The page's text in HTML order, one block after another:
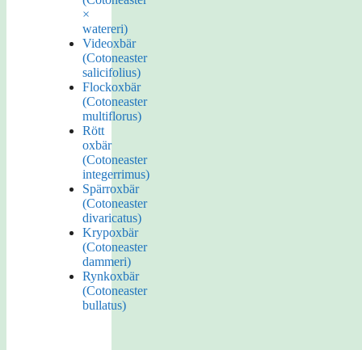
×
watereri)
Videoxbär
(Cotoneaster
salicifolius)
Flockoxbär
(Cotoneaster
multiflorus)
Rött
oxbär
(Cotoneaster
integerrimus)
Spärroxbär
(Cotoneaster
divaricatus)
Krypoxbär
(Cotoneaster
dammeri)
Rynkoxbär
(Cotoneaster
bullatus)